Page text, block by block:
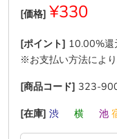
[価格] ¥330
[ポイント] 10.00%還
※お支払い方法により
[商品コード] 323-
[在庫] 渋 横 池